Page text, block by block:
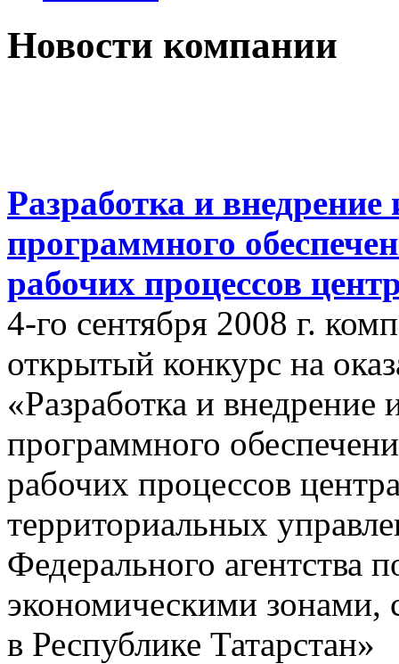
Новости компании
Разработка и
программного
рабочих процессов
4-го сентября 2008 г.
открытый конкурс на
«Разработка и
программного
рабочих процессов
территориальных
Федерального агентства
экономическими зонами,
в Республике Татарстан»